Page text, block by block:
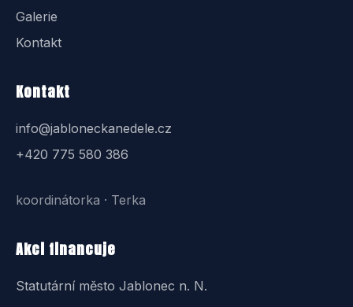
Galerie
Kontakt
Kontakt
info@jabloneckanedele.cz
+420 775 580 386
koordinátorka · Terka
Akci financuje
Statutární město Jablonec n. N.